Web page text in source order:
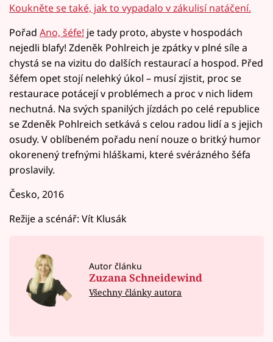
Koukněte se také, jak to vypadalo v zákulisí natáčení.
Pořad Ano, šéfe! je tady proto, abyste v hospodách
nejedli blafy! Zdeněk Pohlreich je zpátky v plné síle a
chystá se na vizitu do dalších restaurací a hospod. Před
šéfem opet stojí nelehký úkol – musí zjistit, proc se
restaurace potácejí v problémech a proc v nich lidem
nechutná. Na svých spanilých jízdách po celé republice
se Zdeněk Pohlreich setkává s celou radou lidí a s jejich
osudy. V oblíbeném pořadu není nouze o britký humor
okorenený trefnými hláškami, které svérázného šéfa
proslavily.
Česko, 2016
Režije a scénář: Vít Klusák
Autor článku
Zuzana Schneidewind
Všechny články autora